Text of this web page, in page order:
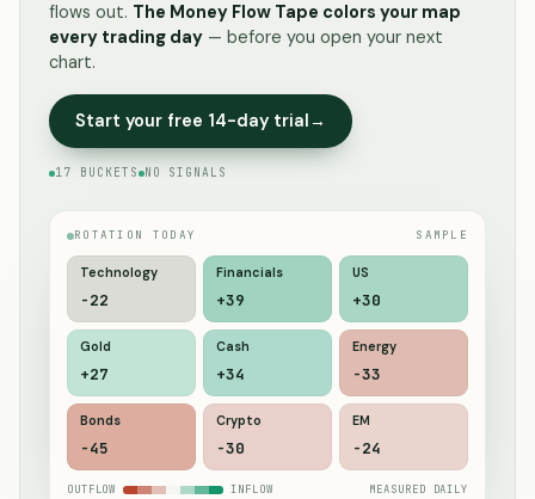
flows out. The Money Flow Tape colors your map
every trading day — before you open your next
chart.
Start your free 14-day trial→
17 BUCKETS NO SIGNALS
ROTATION TODAY SAMPLE
Technology
-19
Financials
+43
US
+30
Gold
+27
Cash
+33
Energy
-38
Bonds
-45
Crypto
-27
EM
-23
OUTFLOW INFLOW MEASURED DAILY